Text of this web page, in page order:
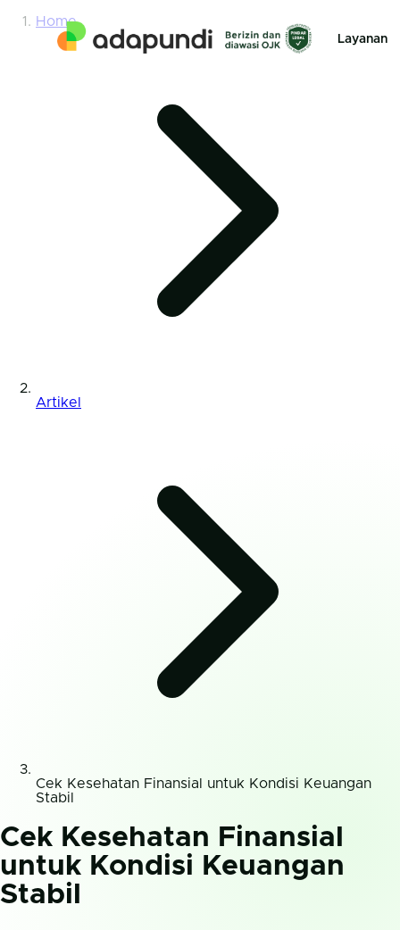
Layanan
Home
Artikel
Cek Kesehatan Finansial untuk Kondisi Keuangan
Stabil
Cek Kesehatan Finansial
untuk Kondisi Keuangan
Stabil